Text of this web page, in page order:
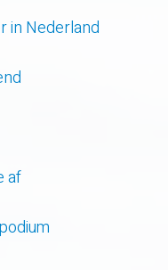
in Nederland
af